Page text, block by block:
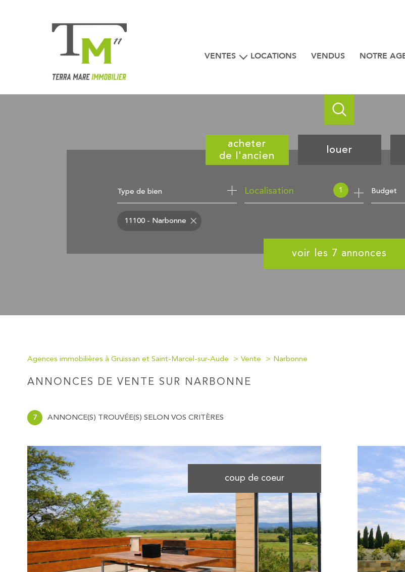
VENTES
Nos biens en bord de mer
LOCATIONS VENDUS NOTRE
acheter
de l'ancien
de l'ancien
louer
à l'année
Type de bien 1
Localisation Budget
voir les 7 annonces
11100 - Narbonne
Agences immobilières à Gruissan et Saint-Marcel-sur-Aude Vente Narbonne
ANNONCES DE VENTE SUR NARBONNE
7 ANNONCE(S) TROUVÉE(S) SELON VOS CRITÈRES
coup de coeur
voir le
bien